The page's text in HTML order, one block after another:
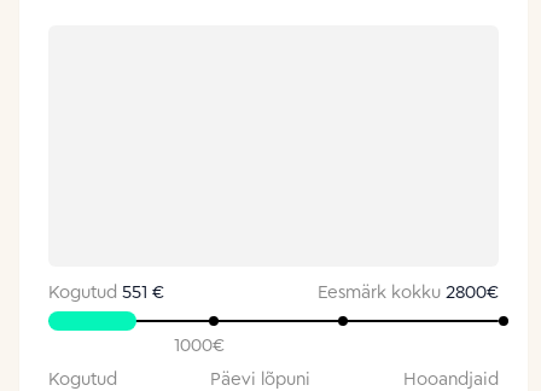
Kogutud 551 € Eesmärk kokku 2800€
1000€
Kogutud
Päevi lõpuni Hooandjaid